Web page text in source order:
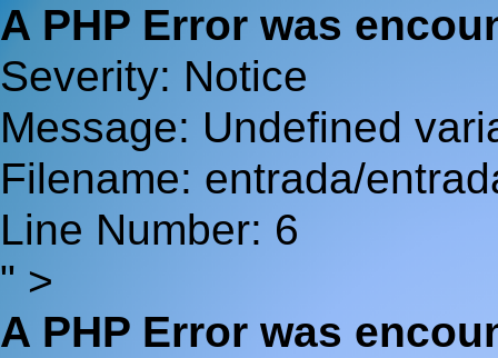
A PHP Error was
Severity: Notice
Message: Undefined
Filename: entrada/
Line Number: 6
" >
A PHP Error was